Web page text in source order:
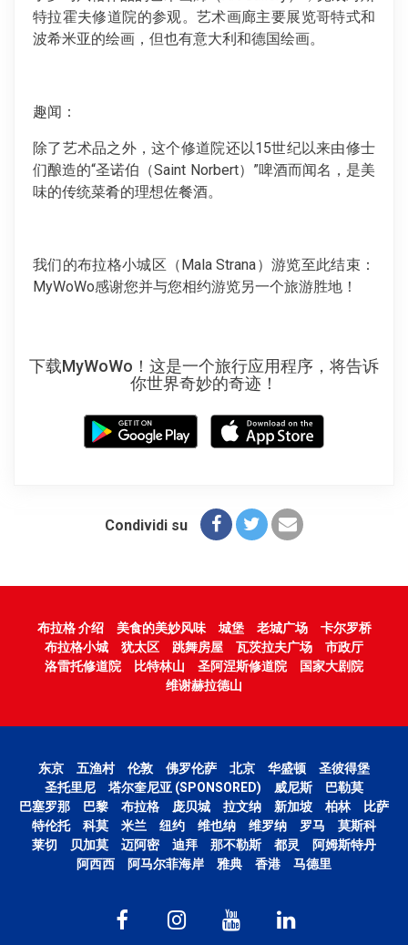
特拉霍夫修道院的参观。艺术画廊主要展览哥特式和
波希米亚的绘画，但也有意大利和德国绘画。
趣闻：
除了艺术品之外，这个修道院还以15世纪以来由修士
们酿造的“圣诺伯（Saint Norbert）”啤酒而闻名，是美
味的传统菜肴的理想佐餐酒。
我们的布拉格小城区（Mala Strana）游览至此结束：
MyWoWo感谢您并与您相约游览另一个旅游胜地！
下载MyWoWo！这是一个旅行应用程序，将告诉
你世界奇妙的奇迹！
Condividi su
布拉格 介绍 美食的美妙风味 城堡 老城广场
卡尔罗桥
布拉格小城
犹太区 跳舞房屋 瓦茨拉夫广场
市政厅
洛雷托修道院
比特林山 圣阿涅斯修道院
国家大剧院
维谢赫拉德山
东京 五渔村 伦敦 佛罗伦萨 北京 华盛顿
圣彼得堡
圣托里尼
塔尔奎尼亚 (SPONSORED) 威尼斯
巴勒莫
巴塞罗那
巴黎 布拉格 庞贝城 拉文纳 新加坡 柏林
比萨
特伦托
科莫 米兰 纽约 维也纳 维罗纳 罗马
莫斯科
莱切
贝加莫 迈阿密 迪拜 那不勒斯 都灵
阿姆斯特丹
阿西西
阿马尔菲海岸 雅典 香港 马德里